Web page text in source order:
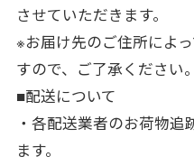
させていただきます。
※お届け先のご住所によ
すので、ご了承ください。
■配送について
・各配送業者のお荷物
ます。